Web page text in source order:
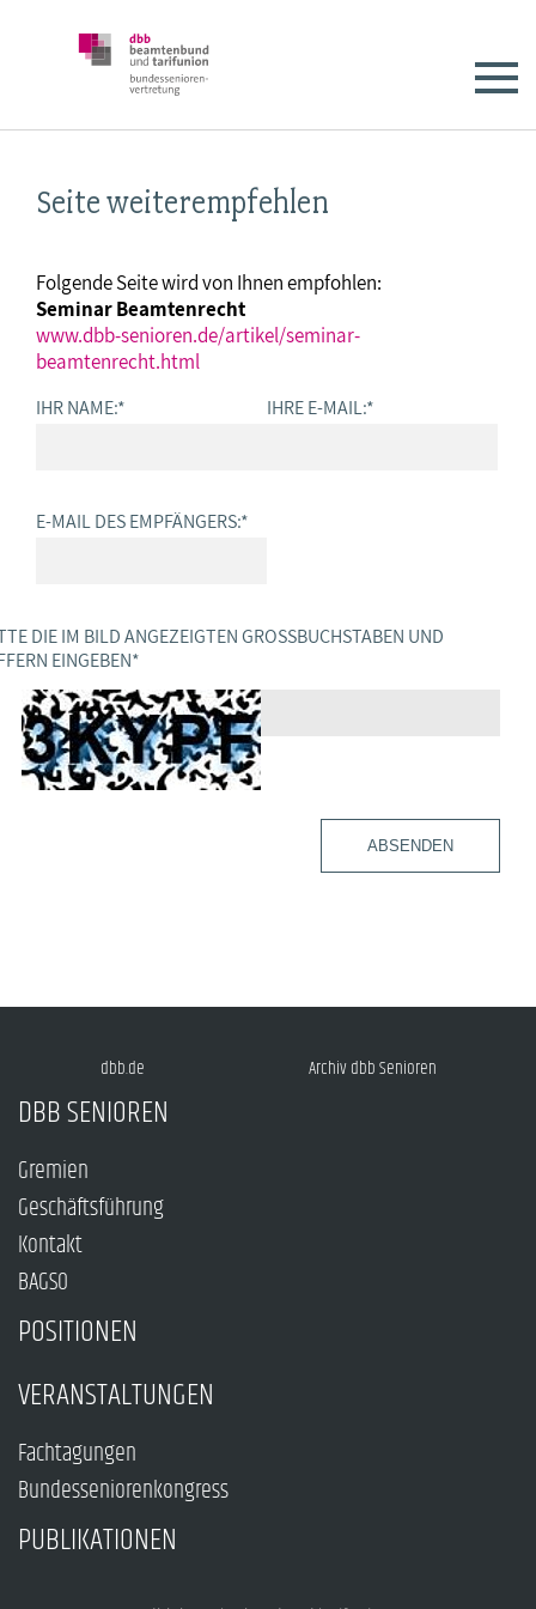
Seite weiterempfehlen
Folgende Seite wird von Ihnen empfohlen:
Seminar Beamtenrecht
www.dbb-senioren.de/artikel/seminar-
beamtenrecht.html
IHR NAME:* IHRE E-MAIL:*
E-MAIL DES EMPFÄNGERS:*
DIE IM BILD ANGEZEIGTEN GROSSBUCHSTABEN UND Z
EINGEBEN *
ABSENDEN
dbb.de Archiv dbb Senioren
DBB SENIOREN
Gremien
Geschäftsführung
Kontakt
BAGSO
POSITIONEN
VERANSTALTUNGEN
Fachtagungen
Bundesseniorenkongress
PUBLIKATIONEN